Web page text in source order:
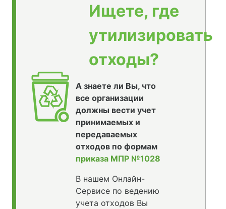
Ищете, где
утилизировать
отходы?
А знаете ли Вы, что
все организации
должны вести учет
принимаемых и
передаваемых
отходов по формам
приказа МПР №1028
В нашем Онлайн-
Сервисе по ведению
учета отходов Вы